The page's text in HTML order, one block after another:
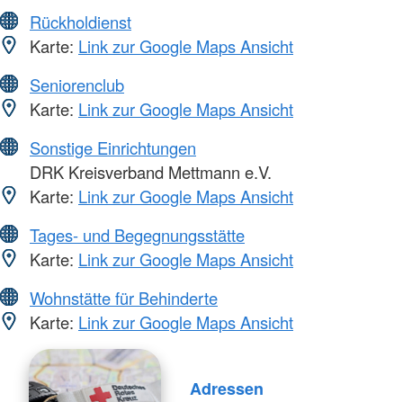
Rückholdienst
Karte: Link zur Google Maps Ansicht
Seniorenclub
Karte: Link zur Google Maps Ansicht
Sonstige Einrichtungen
DRK Kreisverband Mettmann e.V.
Karte: Link zur Google Maps Ansicht
Tages- und Begegnungsstätte
Karte: Link zur Google Maps Ansicht
Wohnstätte für Behinderte
Karte: Link zur Google Maps Ansicht
Adressen